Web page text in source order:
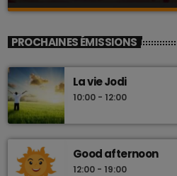
Nostalgie retro
Les plus beaux Zouk des années 80
PROCHAINES ÉMISSIONS
La vie Jodi
10:00 - 12:00
Good afternoon
12:00 - 19:00